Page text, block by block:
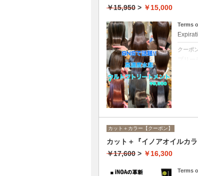
￥15,950 > ￥15,000
Terms
クーポ
ての
カット＋カラー【クーポン】
カット＋『イノアオイルカ
￥17,600 > ￥16,300
Terms